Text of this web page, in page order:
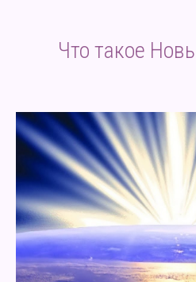
Что такое